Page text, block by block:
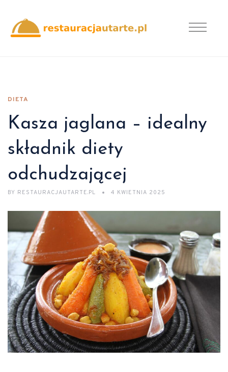
DIETA
Kasza jaglana – idealny
składnik diety
odchudzającej
BY RESTAURACJAUTARTE.PL 4 KWIETNIA 2025